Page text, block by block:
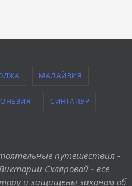
МАЛАЙЗИЯ
СИНГАПУР
путешествия -
Скляровой - все
и защищены законом об